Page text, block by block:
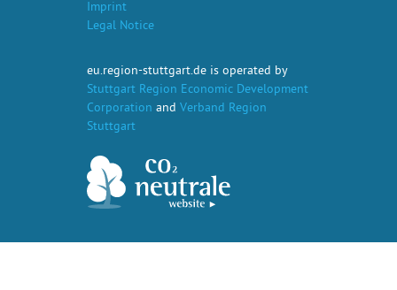
Imprint
Legal Notice
eu.region-stuttgart.de is operated by
Stuttgart Region Economic Development
Corporation and Verband Region
Stuttgart